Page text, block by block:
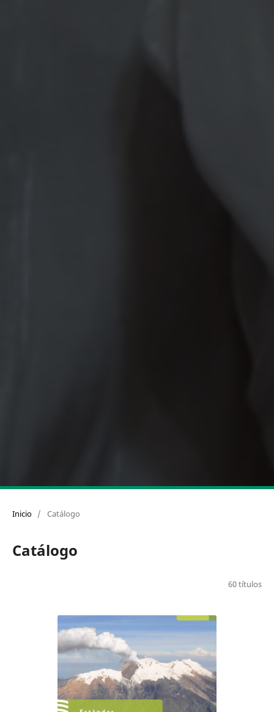
Inicio / Catálogo
Catálogo
60 títulos